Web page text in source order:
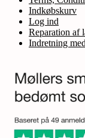
Indkøbskurv
Log ind
Reparation af
Indretning